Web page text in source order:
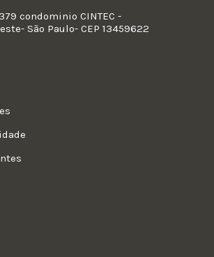
condominio CINTEC -
São Paulo- CEP 13459622